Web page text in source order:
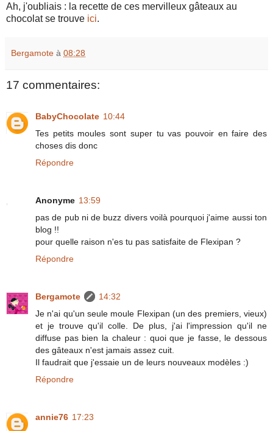
Ah, j'oubliais : la recette de ces mervilleux gâteaux au
chocolat se trouve ici.
Bergamote à 08:28
17 commentaires:
BabyChocolate 10:44
Tes petits moules sont super tu vas pouvoir en faire des
choses dis donc
Répondre
Anonyme 13:59
pas de pub ni de buzz divers voilà pourquoi j'aime aussi ton
blog !!
pour quelle raison n'es tu pas satisfaite de Flexipan ?
Répondre
Bergamote
14:32
Je n'ai qu'un seule moule Flexipan (un des premiers, vieux)
et je trouve qu'il colle. De plus, j'ai l'impression qu'il ne
diffuse pas bien la chaleur : quoi que je fasse, le dessous
des gâteaux n'est jamais assez cuit.
Il faudrait que j'essaie un de leurs nouveaux modèles :)
Répondre
annie76 17:23